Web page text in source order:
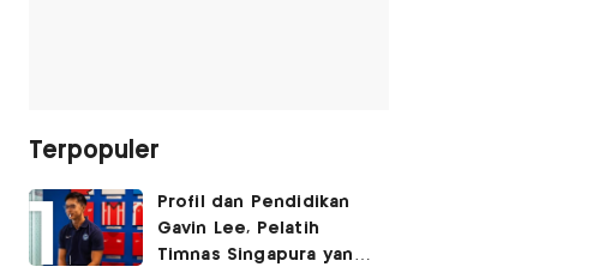
Terpopuler
Profil dan Pendidikan
Gavin Lee, Pelatih
Timnas Singapura yang